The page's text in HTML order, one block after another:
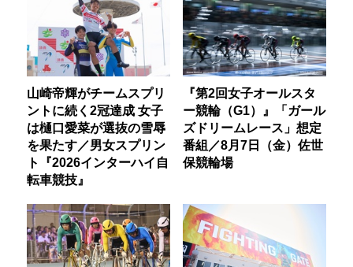
山崎帝輝がチームスプリ
ントに続く2冠達成 女子
は樋口愛菜が選抜の雪辱
を果たす／男女スプリン
ト『2026インターハイ自
転車競技』
『第2回女子オールスタ
ー競輪（G1）』「ガール
ズドリームレース」想定
番組／8月7日（金）佐世
保競輪場